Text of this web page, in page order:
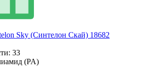
Sky (Синтелон Скай) 18682
33
(PA)